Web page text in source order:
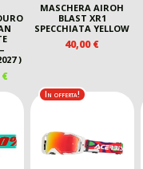
)
€IL
PREZZO
ATTUALE
69,00 €.
MASCHERA AIROH
BLAST XR1
SPECCHIATA YELLOW
40,00€
In offerta!